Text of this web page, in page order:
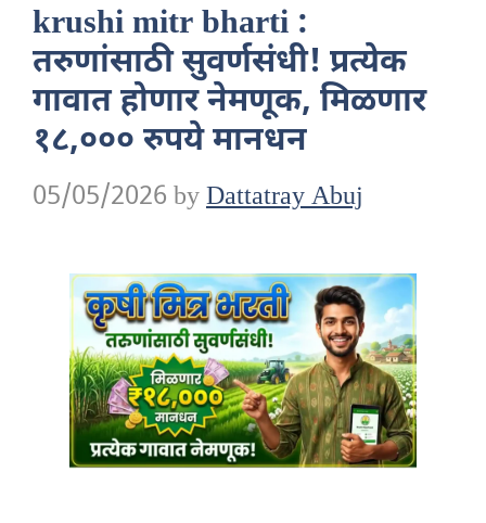
krushi mitr bharti :
तरुणांसाठी सुवर्णसंधी! प्रत्येक
गावात होणार नेमणूक, मिळणार
१८,००० रुपये मानधन
05/05/2026 byDattatray Abuj